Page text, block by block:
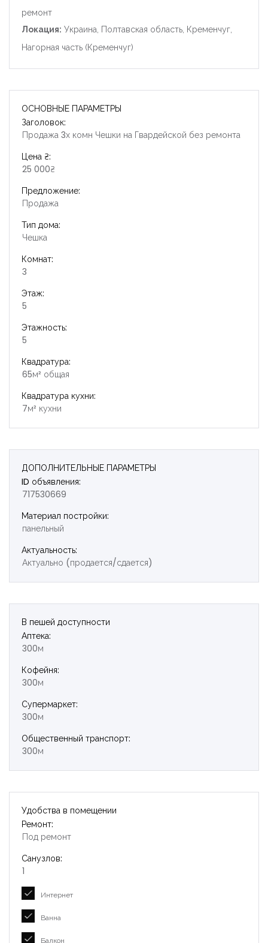
ремонт
Локация: Украина, Полтавская область, Кременчуг,
Нагорная часть (Кременчуг)
ОСНОВНЫЕ ПАРАМЕТРЫ
Заголовок:
Продажа 3х комн Чешки на Гвардейской без ремонта
Цена ₴:
25 000₴
Предложение:
Продажа
Тип дома:
Чешка
Комнат:
3
Этаж:
5
Этажность:
5
Квадратура:
65м² общая
Квадратура кухни:
7м² кухни
ДОПОЛНИТЕЛЬНЫЕ ПАРАМЕТРЫ
ID объявления:
717530669
Материал постройки:
панельный
Актуальность:
Актуально (продается/сдается)
В пешей доступности
Аптека:
300м
Кофейня:
300м
Супермаркет:
300м
Общественный транспорт:
300м
Удобства в помещении
Ремонт:
Под ремонт
Санузлов:
1
Интернет
Ванна
Балкон